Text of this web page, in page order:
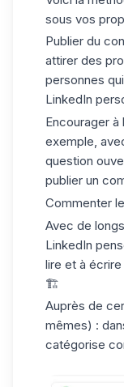
sous vos
Publier du
attirer des
personnes
LinkedIn
Encourager
exemple,
question
publier un
Commenter
Avec de
LinkedIn
lire et à
🏗️
Auprès de
mêmes) :
catégorise